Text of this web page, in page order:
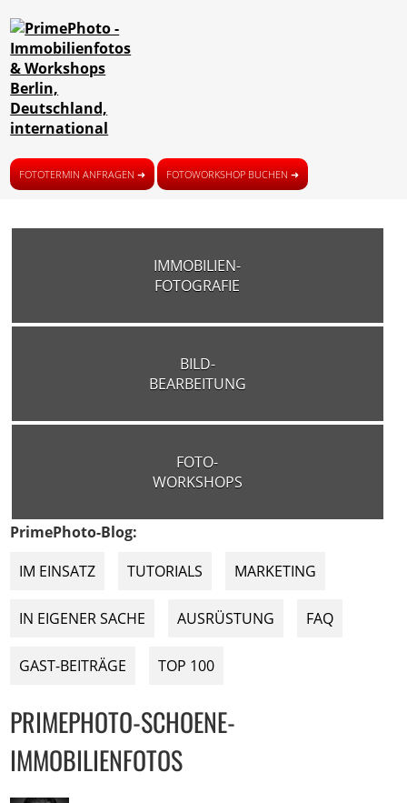
FOTOTERMIN ANFRAGEN ➜ FOTOWORKSHOP BUCHEN ➜
IMMOBILIEN-
FOTOGRAFIE
BILD-
BEARBEITUNG
FOTO-
WORKSHOPS
PrimePhoto-Blog:
IM EINSATZ
TUTORIALS MARKETING
IN EIGENER SACHE AUSRÜSTUNG FAQ
GAST-BEITRÄGE TOP 100
PRIMEPHOTO-SCHOENE-
IMMOBILIENFOTOS